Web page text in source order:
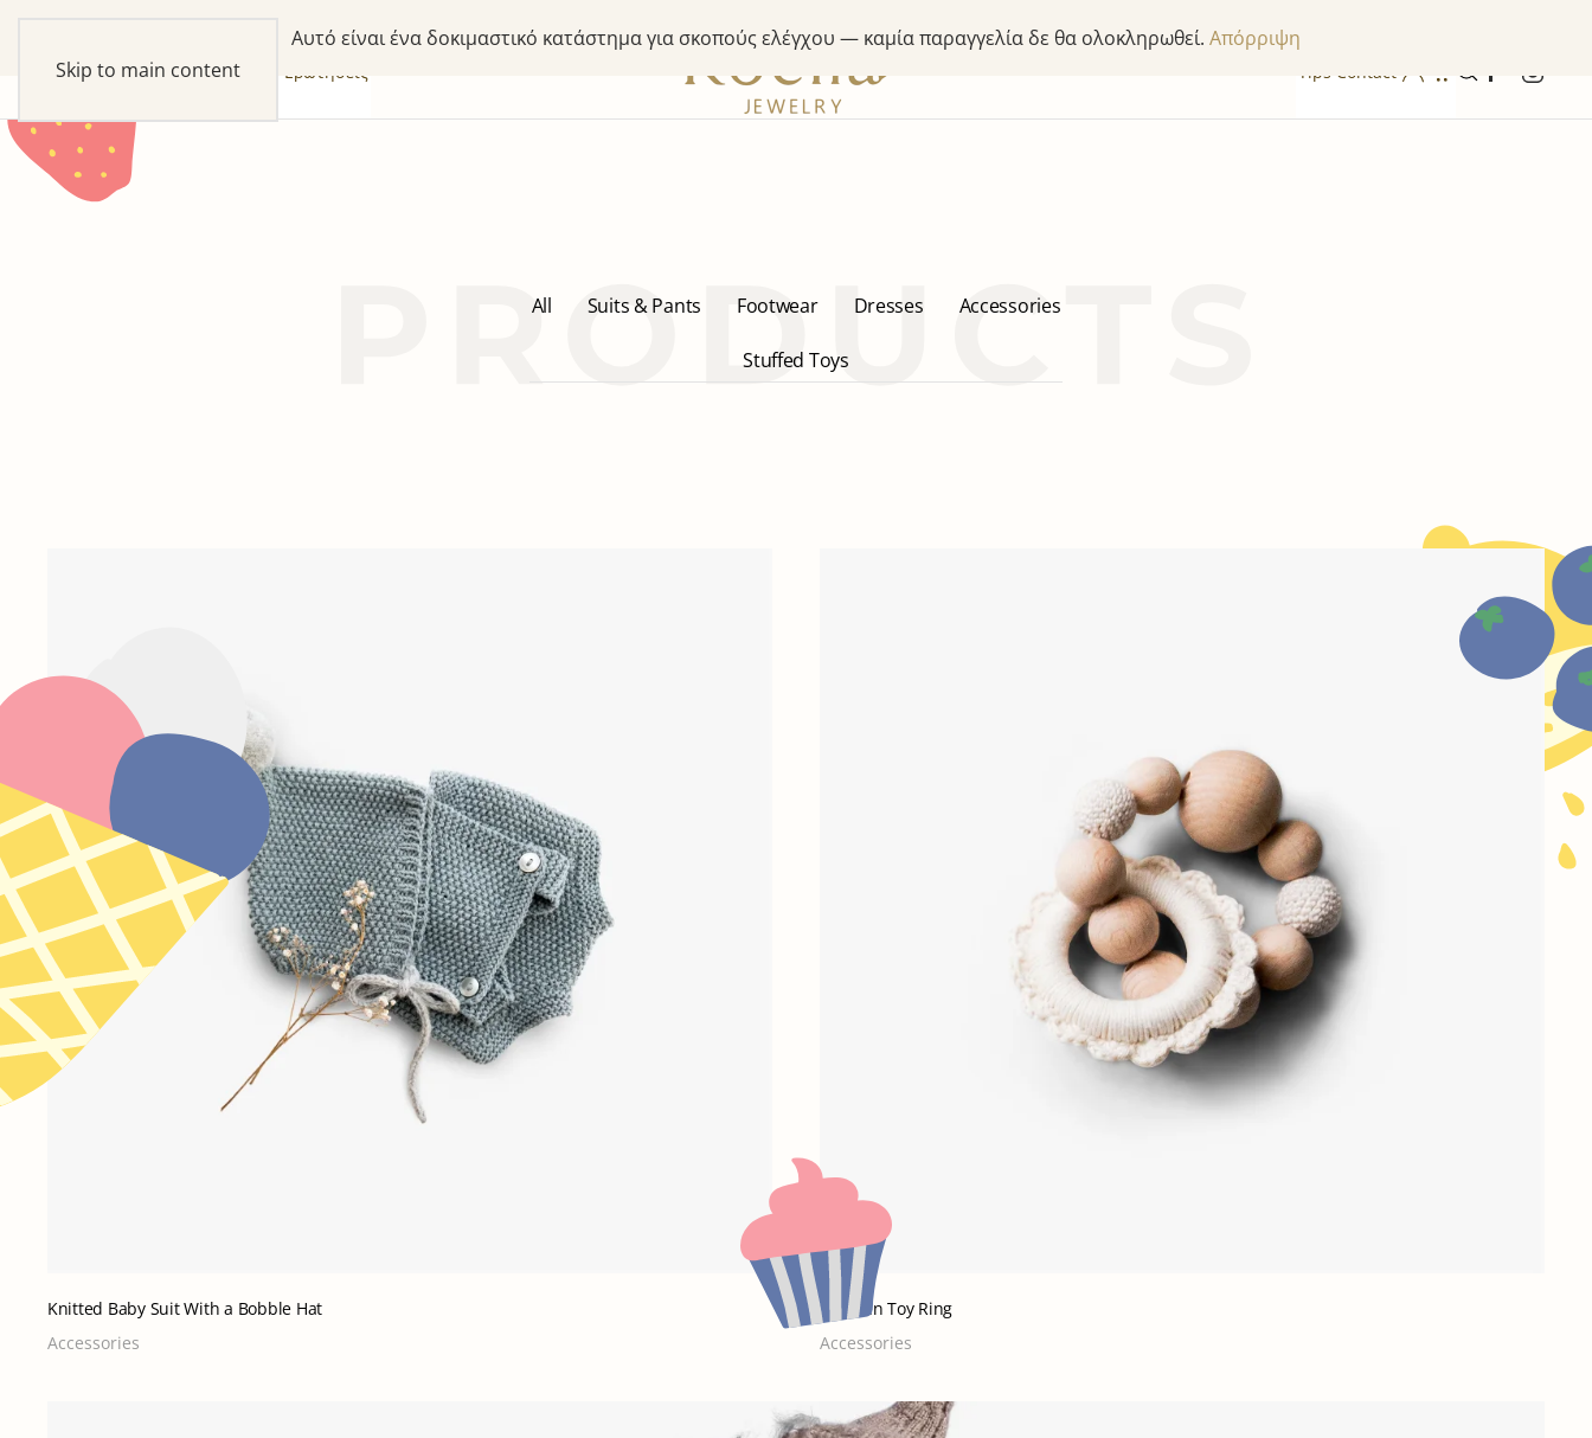
Αυτό είναι ένα δοκιμαστικό κατάστημα για σκοπούς ελέγχου — καμία παραγγελία δε θα ολοκληρωθεί. Απόρριψη
Skip to main content
συλλογές προϊόντα our Story Ερωτήσεις Tips Contact
All Suits & Pants Footwear Dresses Accessories
Stuffed Toys
Knitted Baby Suit With a Bobble Hat
Accessories
Wooden Toy Ring
Accessories